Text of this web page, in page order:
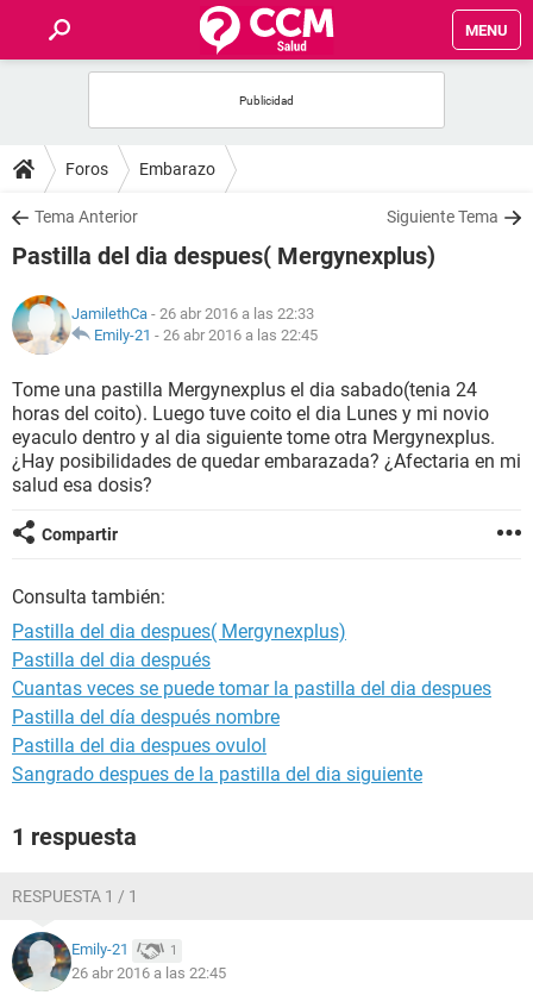
MENU
FOROS
SALUD
NUTRICIÓN
BIENESTAR
SEXUALIDAD
GLOSARIO
Foros Embarazo
Tema Anterior Siguiente Tema
Pastilla del dia despues( Mergynexplus)
JamilethCa - 26 abr 2016 a las 22:33
Emily-21 - 26 abr 2016 a las 22:45
Tome una pastilla Mergynexplus el dia sabado(tenia 24
horas del coito). Luego tuve coito el dia Lunes y mi novio
eyaculo dentro y al dia siguiente tome otra Mergynexplus.
¿Hay posibilidades de quedar embarazada? ¿Afectaria en mi
salud esa dosis?
Compartir
Consulta también:
Pastilla del dia despues( Mergynexplus)
Pastilla del dia después
Cuantas veces se puede tomar la pastilla del dia despues
Pastilla del día después nombre
Pastilla del dia despues ovulol
Sangrado despues de la pastilla del dia siguiente
1 respuesta
RESPUESTA 1 / 1
Emily-21 1
26 abr 2016 a las 22:45